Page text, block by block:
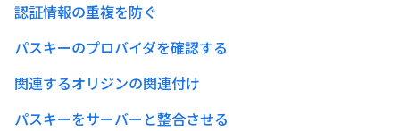
認証情報の重複を防ぐ
パスキーのプロバイダを確認する
関連するオリジンの関連付け
パスキーをサーバーと整合させる